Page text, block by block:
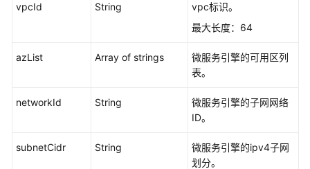
Nacos
vpcId String
vpc标识。
最大长度：64
azList Array of strings
微服务引擎的可用区列
表。
networkId String
微服务引擎的子网网络
ID。
subnetCidr String
微服务引擎的ipv4子网
划分。